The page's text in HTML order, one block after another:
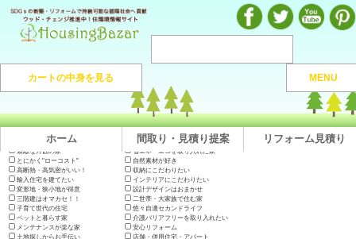
カートの中身を見る MENU
ホーム 間取り・見積り提案 リフォーム見積り
注文住宅のマンガや施工実例、動画を見ながら地域の優良工務店が探せるハウジングバザール
注文住宅HOME> 地域から捜す >和歌山県
出展会社一覧
テーマで絞り込む
木の家に住みたい 地震に強い高耐久の家
長期優良住宅・200年住宅
やっぱり"和"が好き
素敵な外観の家
省エネ・エコを取り入れた家